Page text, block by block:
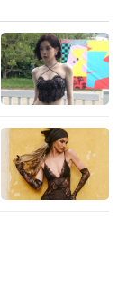
命科学研究
自己的“北
计划成功揭